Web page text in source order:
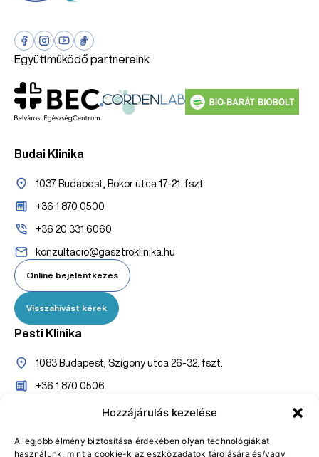
Hozzájárulás kezelése
A legjobb élmény biztosítása érdekében olyan technológiákat
használunk, mint a cookie-k az eszközadatok tárolására és/vagy
Együttműködő partnereink
Budai Klinika
1037 Budapest, Bokor utca 17-21. fszt.
+36 1 870 0500
+36 20 331 6060
konzultacio@gasztroklinika.hu
Online bejelentkezés
Visszahívást kérek
Pesti Klinika
1083 Budapest, Szigony utca 26-32. fszt.
+36 1 870 0506
+36 20 527 7005
Online bejelentkezés